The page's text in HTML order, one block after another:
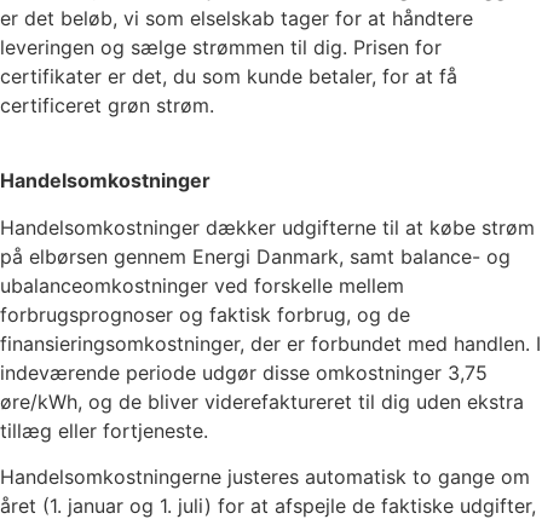
er det beløb, vi som elselskab tager for at håndtere
leveringen og sælge strømmen til dig. Prisen for
certifikater er det, du som kunde betaler, for at få
certificeret grøn strøm.
Handelsomkostninger
Handelsomkostninger dækker udgifterne til at købe strøm
på elbørsen gennem Energi Danmark, samt balance- og
ubalanceomkostninger ved forskelle mellem
forbrugsprognoser og faktisk forbrug, og de
finansieringsomkostninger, der er forbundet med handlen. I
indeværende periode udgør disse omkostninger 3,75
øre/kWh, og de bliver viderefaktureret til dig uden ekstra
tillæg eller fortjeneste.
Handelsomkostningerne justeres automatisk to gange om
året (1. januar og 1. juli) for at afspejle de faktiske udgifter,